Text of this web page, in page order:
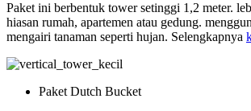
Paket ini berbentuk tower setinggi 1,2 meter.
hiasan rumah, apartemen atau gedung.
mengairi tanaman seperti hujan. Selengkapnya
Paket Dutch Bucket